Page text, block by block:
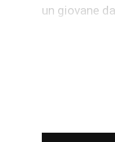
un giovane
campo: «